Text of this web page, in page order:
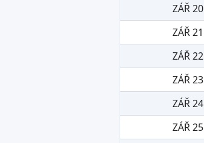
ZÁŘ 20
ZÁŘ 21
ZÁŘ 22
ZÁŘ 23
ZÁŘ 24
ZÁŘ 25